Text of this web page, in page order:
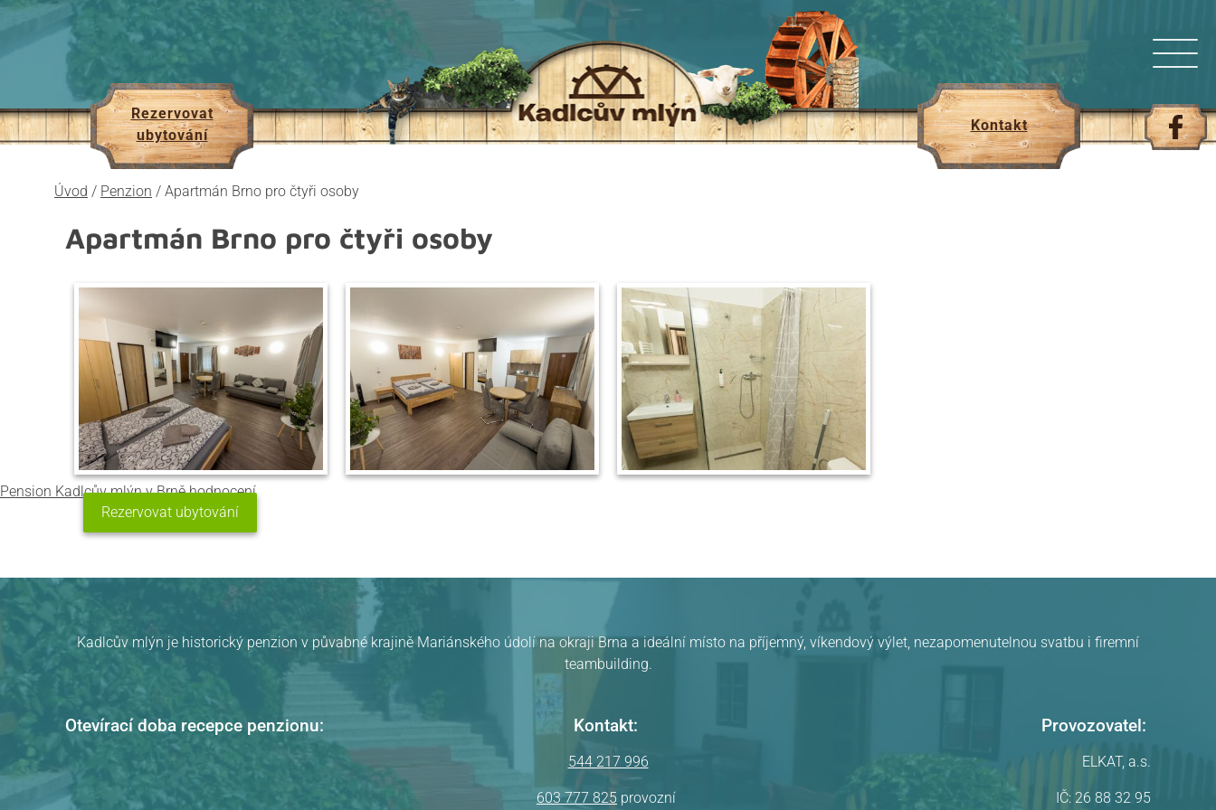
Rezervovat
ubytování
Kontakt
Pension Kadlcův mlýn v Brně hodnocení
Úvod / Penzion / Apartmán Brno pro čtyři osoby
Apartmán Brno pro čtyři osoby
Rezervovat ubytování
Kadlcův mlýn je historický penzion v půvabné krajině Mariánského údolí na okraji Brna a ideální místo na příjemný, víkendový výlet, nezapomenutelnou svatbu i firemní
teambuilding.
Otevírací doba recepce penzionu: Kontakt:
544 217 996
603 777 825 provozní
Provozovatel:
ELKAT, a.s.
IČ: 26 88 32 95